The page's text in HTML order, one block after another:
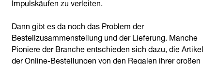
Dann gibt es da noch das Problem der
Bestellzusammenstellung und der Lieferung. Manche
Pioniere der Branche entschieden sich dazu, die Artikel
der Online-Bestellungen von den Regalen ihrer großen